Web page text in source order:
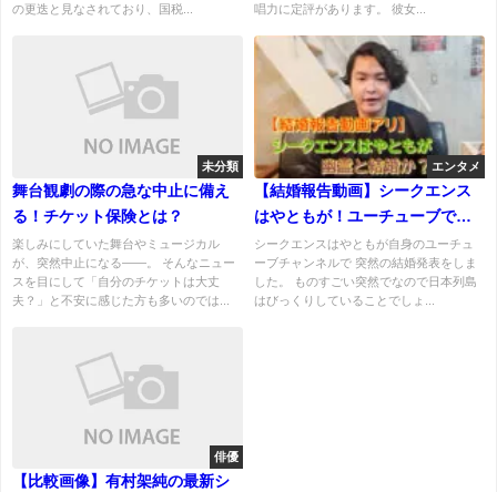
の更迭と見なされており、国税...
唱力に定評があります。 彼女...
未分類
舞台観劇の際の急な中止に備え
る！チケット保険とは？
楽しみにしていた舞台やミュージカル
が、突然中止になる――。 そんなニュー
スを目にして「自分のチケットは大丈
夫？」と不安に感じた方も多いのでは...
エンタメ
【結婚報告動画】シークエンス
はやともが！ユーチューブで突
然の発表！お相手は幽霊なの
か！
シークエンスはやともが自身のユーチュ
ーブチャンネルで 突然の結婚発表をしま
した。 ものすごい突然でなので日本列島
はびっくりしていることでしょ...
俳優
【比較画像】有村架純の最新シ